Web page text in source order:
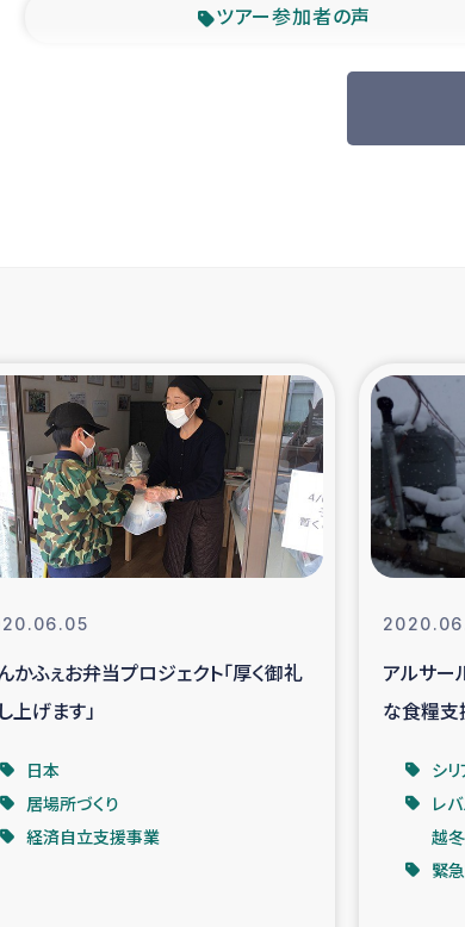
ツアー参加者の声
緊急救援の時代
東ティモール豪雨緊急支援
スリランカ 緊急人道支援
スリランカの南北女性をつなぐサリー・リサイクル
ェクト
ガザ人道支援
タイ国境ミャンマー移民子ども支援
レバノンでのシリア難民への食糧・越冬
かふぇお弁当プロジェクト「厚く御礼
上げます」
日本
居場所づくり
経済自立支援事業
アルサー
な食糧支
シリ
レ
越
緊